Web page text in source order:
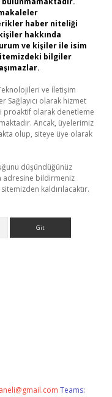
haber niteliği
hakkında
ve kişiler ile isim
bilgiler
ve İletişim
Sağlayıcı olarak hizmet
proaktif olarak denetleme
Ancak, üyelerimiz
olup, siteye üye olarak
düşündüğünüz
adresine bildirmeniz
kaldırılacaktır.
Teams: